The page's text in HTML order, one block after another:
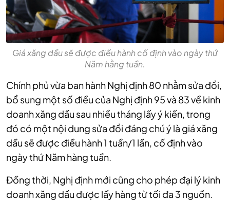
Giá xăng dầu sẽ được điều hành cố định vào ngày thứ
Năm hằng tuần.
Chính phủ vừa ban hành Nghị định 80 nhằm sửa đổi,
bổ sung một số điều của Nghị định 95 và 83 về kinh
doanh xăng dầu sau nhiều tháng lấy ý kiến, trong
đó có một nội dung sửa đổi đáng chú ý là giá xăng
dầu sẽ được điều hành 1 tuần/1 lần, cố định vào
ngày thứ Năm hàng tuần.
Đồng thời, Nghị định mới cũng cho phép đại lý kinh
doanh xăng dầu được lấy hàng từ tối đa 3 nguồn.